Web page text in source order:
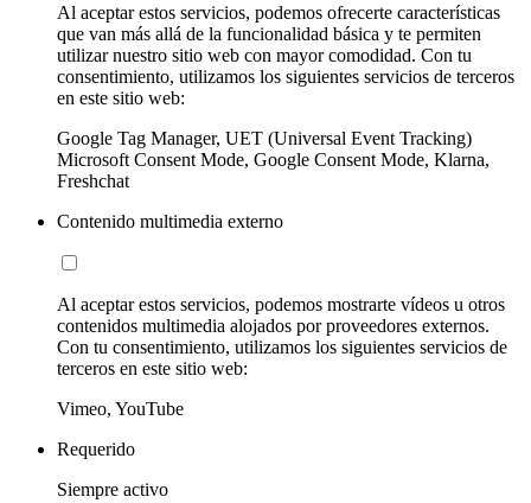
Al aceptar estos servicios, podemos ofrecerte características
que van más allá de la funcionalidad básica y te permiten
utilizar nuestro sitio web con mayor comodidad. Con tu
consentimiento, utilizamos los siguientes servicios de terceros
en este sitio web:
Google Tag Manager, UET (Universal Event Tracking)
Microsoft Consent Mode, Google Consent Mode, Klarna,
Freshchat
Contenido multimedia externo
Al aceptar estos servicios, podemos mostrarte vídeos u otros
contenidos multimedia alojados por proveedores externos.
Con tu consentimiento, utilizamos los siguientes servicios de
terceros en este sitio web:
Vimeo, YouTube
Requerido
Siempre activo